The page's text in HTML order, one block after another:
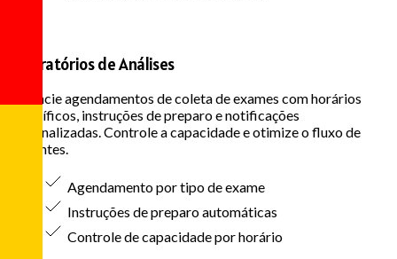
Laboratórios de Análises
Gerencie agendamentos de coleta de exames com horários
específicos, instruções de preparo e notificações
personalizadas. Controle a capacidade e otimize o fluxo de
pacientes.
Agendamento por tipo de exame
Instruções de preparo automáticas
Controle de capacidade por horário